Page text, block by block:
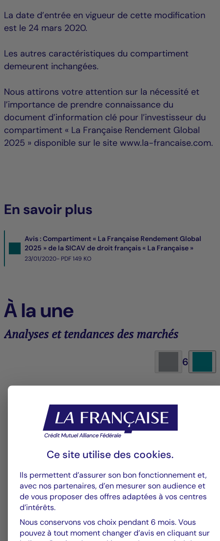
La date d’entrée en vigueur de cette modification
est le 24 mars 2020.
Les autres caractéristiques du compartiment
demeurent inchangées.
Nous attirons votre attention sur la nécessité et
l’importance de prendre connaissance du
document d’information clé pour l’investisseur du
compartiment « La Française Rendement Global
2025 » disponible sur le site www.la-francaise.com.
En savoir plus
Avis : Compartiment « La Française Rendement Global
2025 » de la SICAV de droit français « La Française »
23/01/2020- PDF149 KO
À la une
Analyses et tendances des marchés
6
Alerte fraude – Restez vigilants
Ce site utilise des cookies.
Ils permettent d’assurer son bon fonctionnement et,
avec nos partenaires, d’en mesurer son audience et
de vous proposer des offres adaptées à vos centres
d’intérêts.
Nous conservons vos choix pendant 6 mois. Vous
pouvez à tout moment changer d’avis en cliquant sur